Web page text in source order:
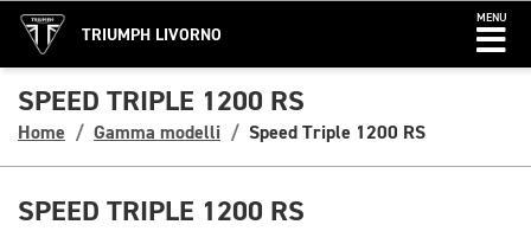
TRIUMPH LIVORNO
MENU
SPEED TRIPLE 1200 RS
Home Gamma modelli Speed Triple 1200 RS
SPEED TRIPLE 1200 RS